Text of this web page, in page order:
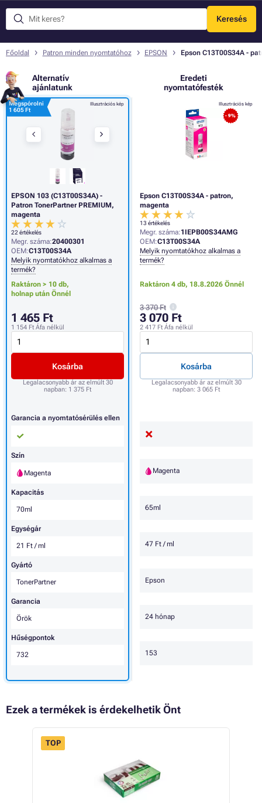
Keresés
Menü
Főoldal Patron minden nyomtatóhoz EPSON Epson C13T00S34A -
Alternatív
ajánlatunk
Eredeti
nyomtatófesték
Illusztrációs kép
- 9%
Epson C13T00S34A - patron,
magenta
13 értékelés
Megr. száma:1IEPB00S34AMG
OEM:C13T00S34A
Melyik nyomtatókhoz alkalmas a
termék?
Raktáron 4 db, 18.8.2026 Önnél
3 370 Ft
3 070 Ft
2 417 Ft Áfa nélkül
Kosárba
Legalacsonyabb ár az elmúlt 30
napban: 3 065 Ft
Magenta
65ml
47 Ft / ml
Epson
24 hónap
153
Illusztrációs kép
Megspórolni
1 605 Ft
EPSON 103 (C13T00S34A) -
Patron TonerPartner PREMIUM,
magenta
22 értékelés
Megr. száma:20400301
OEM:C13T00S34A
Melyik nyomtatókhoz alkalmas a
termék?
Raktáron > 10 db,
holnap után Önnél
1 465 Ft
1 154 Ft Áfa nélkül
Kosárba
Legalacsonyabb ár az elmúlt 30
napban: 1 375 Ft
Garancia a nyomtatósérülés ellen
Szín
Magenta
Kapacitás
70ml
Egységár
21 Ft / ml
Gyártó
TonerPartner
Garancia
Örök
Hűségpontok
732
Ezek a termékek is érdekelhetik Önt
TOP